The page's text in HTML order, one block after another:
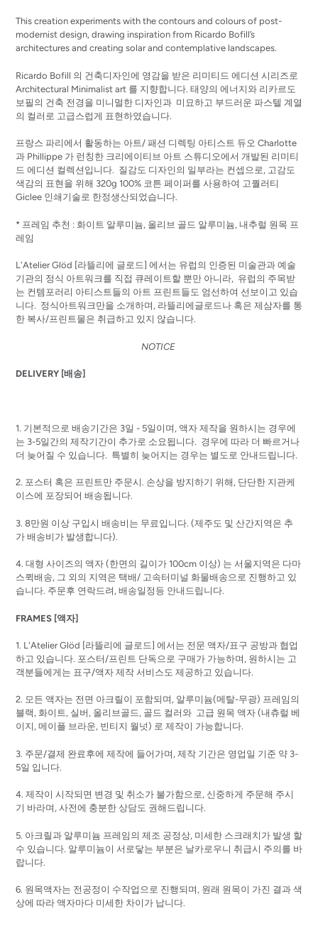
This creation experiments with the contours and colours of post-
modernist design, drawing inspiration from Ricardo Bofill’s
architectures and creating solar and contemplative landscapes.
Ricardo Bofill 의 건축디자인에 영감을 받은 리미티드 에디션 시리즈로
Architectural Minimalist art 를 지향합니다. 태양의 에너지와 리카르도
보필의 건축 전경을 미니멀한 디자인과 미묘하고 부드러운 파스텔 계열
의 컬러로 고급스럽게 표현하였습니다.
프랑스 파리에서 활동하는 아트/ 패션 디렉팅 아티스트 듀오 Charlotte
과 Phillippe 가 런칭한 크리에이티브 아트 스튜디오에서 개발된 리미티
드 에디션 컬렉션입니다. 질감도 디자인의 일부라는 컨셉으로, 고감도
색감의 표현을 위해 320g 100% 코튼 페이퍼를 사용하여 고퀄러티
Giclee 인쇄기술로 한정생산되었습니다.
* 프레임 추천 : 화이트 알루미늄, 올리브 골드 알루미늄, 내추럴 원목 프
레임
L'Atelier Glöd [라뜰리에 글로드] 에서는 유럽의 인증된 미술관과 예술
기관의 정식 아트워크를 직접 큐레이트할 뿐만 아니라, 유럽의 주목받
는 컨템포러리 아티스트들의 아트 프린트들도 엄선하여 선보이고 있습
니다. 정식아트워크만을 소개하며, 라뜰리에글로드나 혹은 제삼자를 통
한 복사/프린트물은 취급하고 있지 않습니다.
NOTICE
DELIVERY [배송]
1. 기본적으로 배송기간은 3일 - 5일이며, 액자 제작을 원하시는 경우에
는 3-5일간의 제작기간이 추가로 소요됩니다. 경우에 따라 더 빠르거나
더 늦어질 수 있습니다. 특별히 늦어지는 경우는 별도로 안내드립니다.
2. 포스터 혹은 프린트만 주문시. 손상을 방지하기 위해 , 단단한 지관케
이스에 포장되어 배송됩니다.
3. 8만원 이상 구입시 배송비는 무료입니다. (제주도 및 산간지역은 추
가 배송비가 발생합니다).
4. 대형 사이즈의 액자 (한면의 길이가 100cm 이상) 는 서울지역은 다마
스퀵배송, 그 외의 지역은 택배/ 고속터미널 화물배송으로 진행하고 있
습니다. 주문후 연락드려, 배송일정등 안내드립니다.
FRAMES [액자]
1. L'Atelier Glöd [라뜰리에 글로드] 에서는 전문 액자/표구 공방과 협업
하고 있습니다. 포스터/프린트 단독으로 구매가 가능하며, 원하시는 고
객분들에게는 표구/액자 제작 서비스도 제공하고 있습니다.
2. 모든 액자는 전면 아크릴이 포함되며, 알루미늄(메탈-무광) 프레임의
블랙, 화이트, 실버, 올리브골드, 골드 컬러와 고급 원목 액자 (내츄럴 베
이지, 메이플 브라운, 빈티지 월넛) 로 제작이 가능합니다.
3. 주문/결제 완료후에 제작에 들어가며, 제작 기간은 영업일 기준 약 3-
5일 입니다.
4. 제작이 시작되면 변경 및 취소가 불가함으로, 신중하게 주문해 주시
기 바라며, 사전에 충분한 상담도 권해드립니다.
5. 아크릴과 알루미늄 프레임의 제조 공정상, 미세한 스크래치가 발생 할
수 있습니다. 알루미늄이 서로닿는 부분은 날카로우니 취급시 주의를 바
랍니다.
6. 원목액자는 전공정이 수작업으로 진행되며, 원래 원목이 가진 결과 색
상에 따라 액자마다 미세한 차이가 납니다.